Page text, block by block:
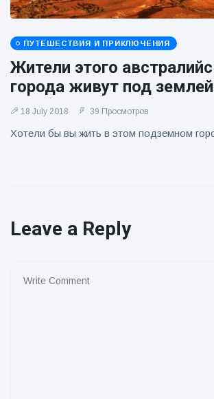
ПУТЕШЕСТВИЯ И ПРИКЛЮЧЕНИЯ
Жители этого
города живут под землей
18 July 2018 39 Просмотров
Хотели бы вы жить в этом подземном
Leave a Reply